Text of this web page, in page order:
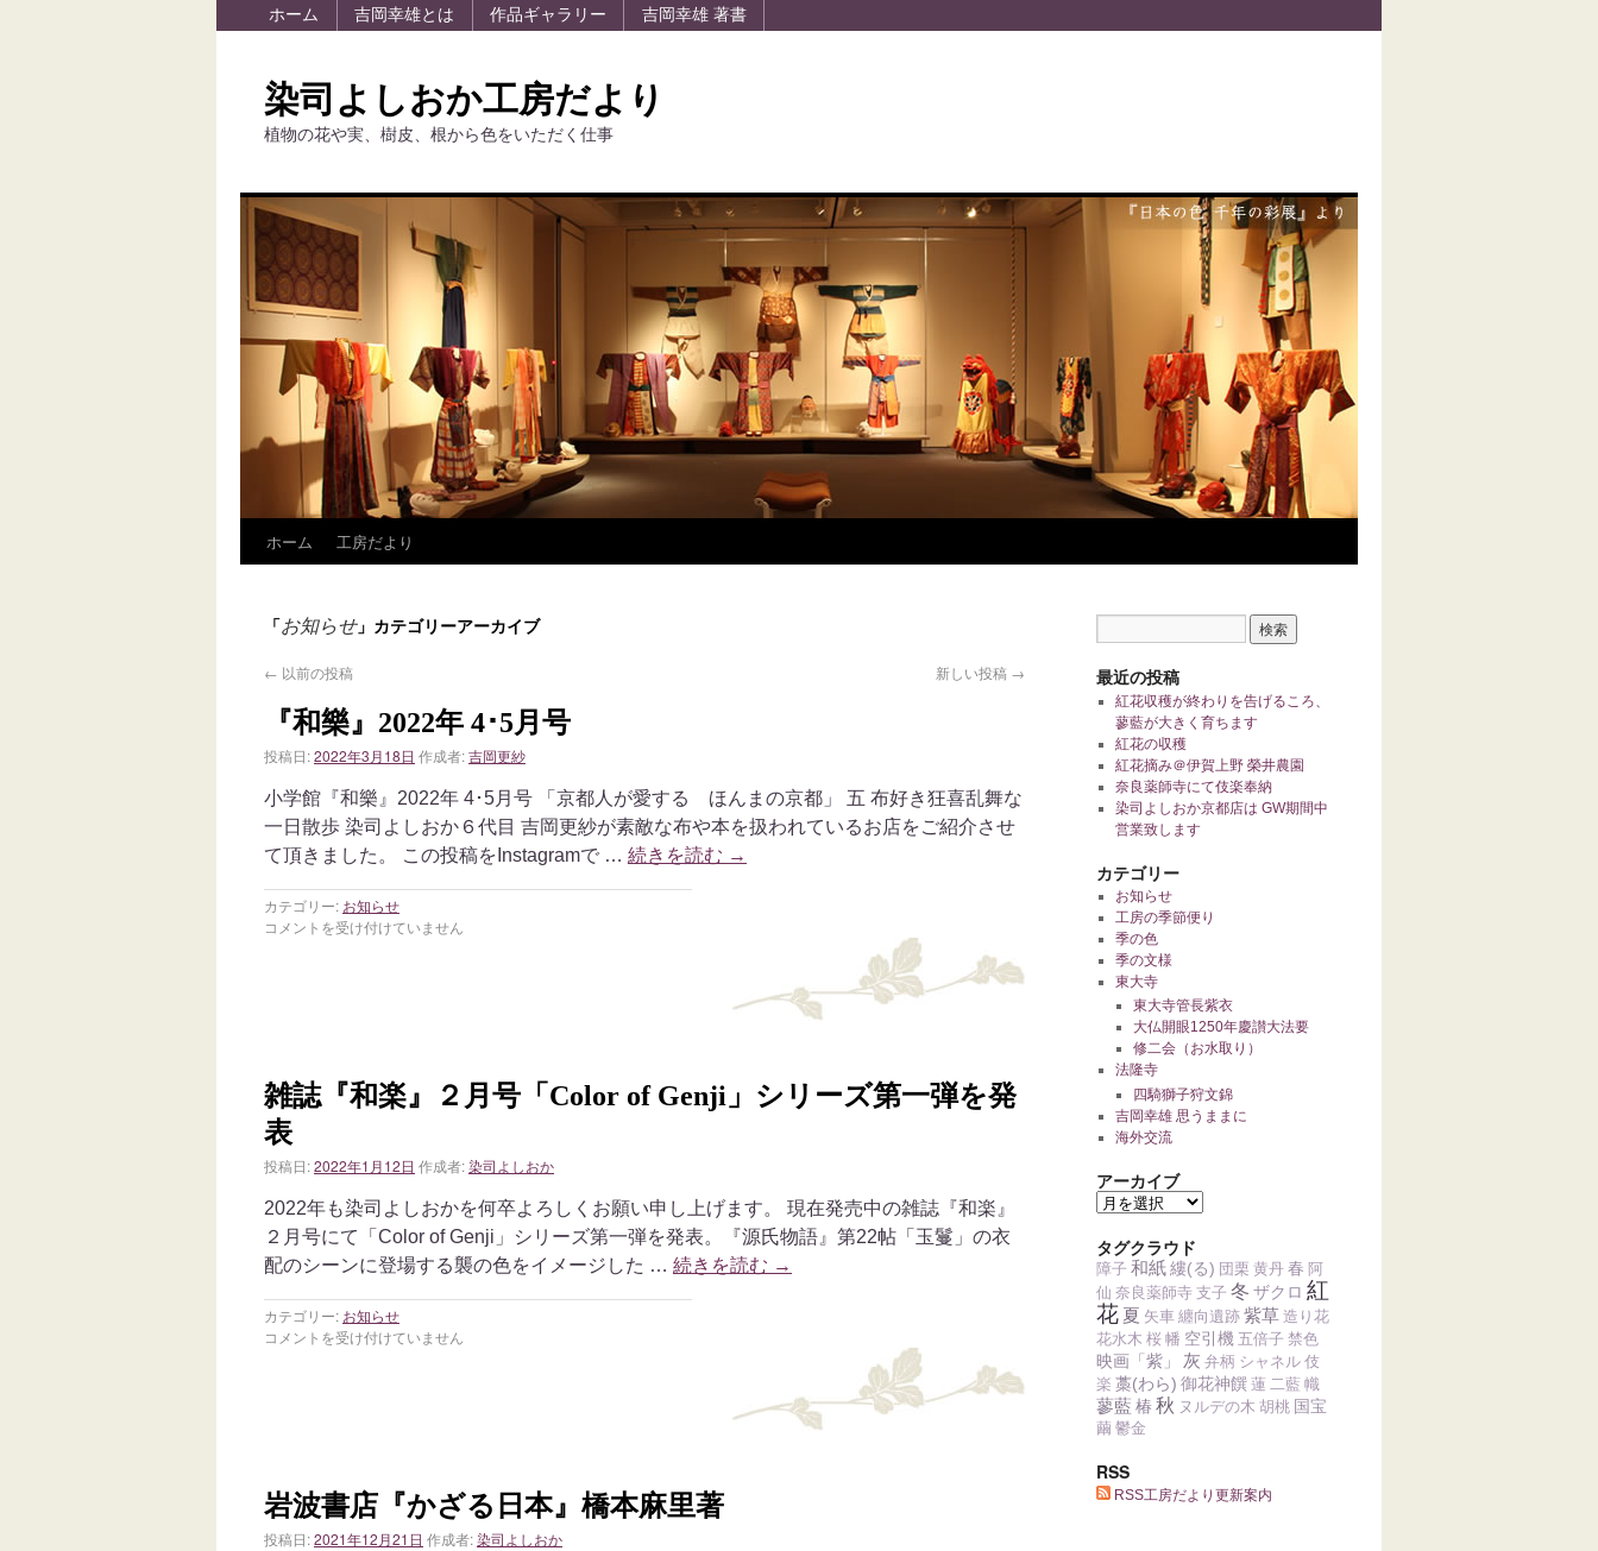
ホーム 吉岡幸雄とは 作品ギャラリー 吉岡幸雄 著書
染司よしおか工房だより
植物の花や実、樹皮、根から色をいただく仕事
ホーム 工房だより
「お知らせ」カテゴリーアーカイブ
← 以前の投稿 新しい投稿 →
『和樂』2022年 4･5月号
投稿日:2022年3月18日 作成者:吉岡更紗
小学館『和樂』2022年 4･5月号 「京都人が愛する ほんまの京都」 五 布好き狂喜乱舞な
一日散歩 染司よしおか６代目 吉岡更紗が素敵な布や本を扱われているお店をご紹介させ
て頂きました。 この投稿をInstagramで … 続きを読む →
カテゴリー: お知らせ
コメントを受け付けていません
雑誌『和楽』２月号「Color of Genji」シリーズ第一弾を発
表
投稿日:2022年1月12日 作成者:染司よしおか
2022年も染司よしおかを何卒よろしくお願い申し上げます。 現在発売中の雑誌『和楽』
２月号にて「Color of Genji」シリーズ第一弾を発表。『源氏物語』第22帖「玉鬘」の衣
配のシーンに登場する襲の色をイメージした … 続きを読む →
カテゴリー: お知らせ
コメントを受け付けていません
岩波書店『かざる日本』橋本麻里著
投稿日:2021年12月21日 作成者:染司よしおか
最近の投稿
紅花収穫が終わりを告げるころ、
蓼藍が大きく育ちます
紅花の収穫
紅花摘み＠伊賀上野 榮井農園
奈良薬師寺にて伎楽奉納
染司よしおか京都店は GW期間中
営業致します
カテゴリー
お知らせ
工房の季節便り
季の色
季の文様
東大寺
東大寺管長紫衣
大仏開眼1250年慶讃大法要
修二会（お水取り）
法隆寺
四騎獅子狩文錦
吉岡幸雄 思うままに
海外交流
アーカイブ
タグクラウド
障子 和紙縷(る) 団栗 黄丹 春 阿
仙 奈良薬師寺 支子 冬 ザクロ 紅
花 夏 矢車 纏向遺跡 紫草 造り花
花水木 桜 幡 空引機 五倍子 禁色
映画「紫」 灰 弁柄 シャネル 伎
楽 藁(わら) 御花神饌 蓮 二藍 幟
蓼藍 椿秋 ヌルデの木 胡桃 国宝
繭 鬱金
RSS
RSS工房だより更新案内